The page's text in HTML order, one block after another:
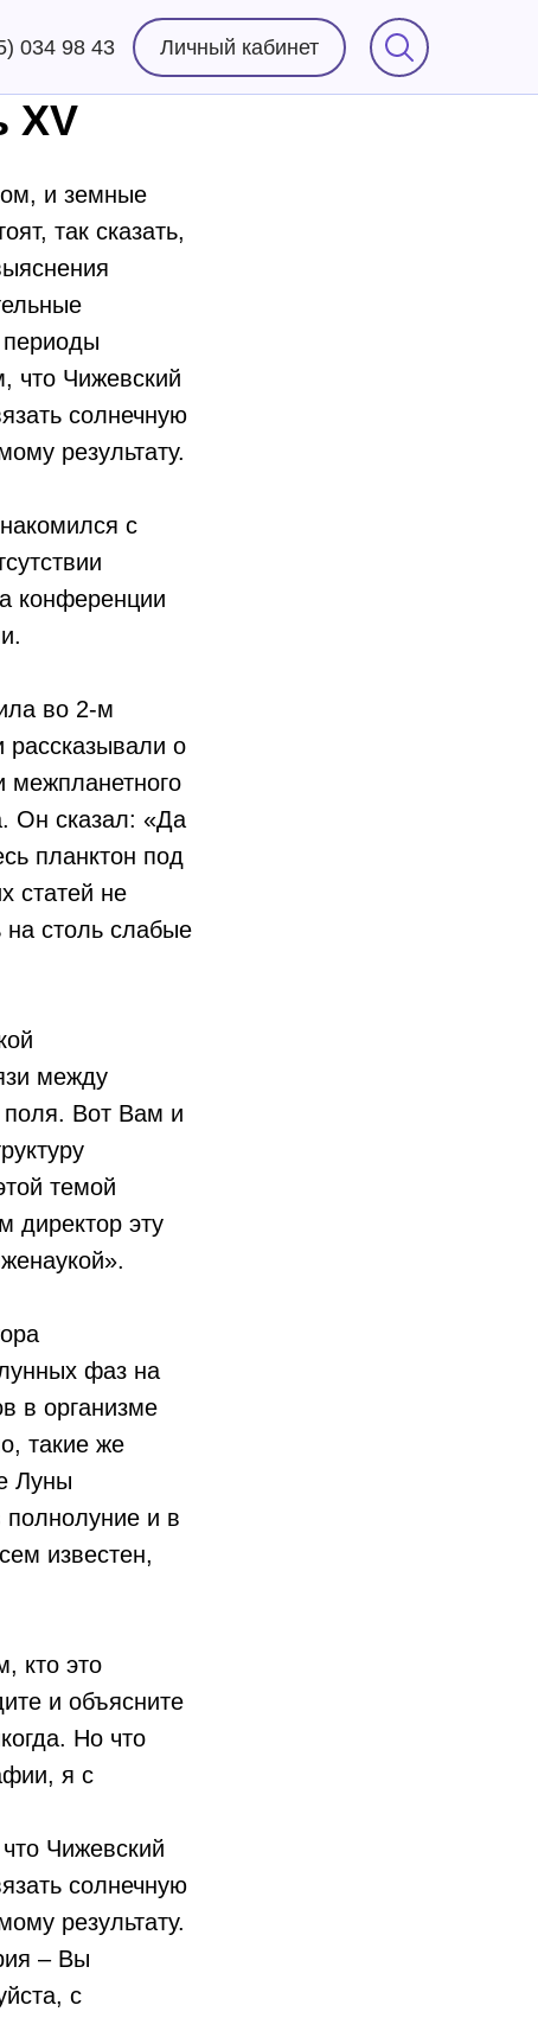
034 98 43 Личный кабинет
XV
и земные
так сказать,
периоды
что Чижевский
солнечную
результату.
с
конференции
во 2-м
рассказывали о
межпланетного
Он сказал: «Да
планктон под
статей не
на столь слабые
между
поля. Вот Вам и
темой
директор эту
фаз на
в организме
такие же
Луны
полнолуние и в
известен,
кто это
и объясните
Но что
я с
Чижевский
солнечную
результату.
– Вы
с